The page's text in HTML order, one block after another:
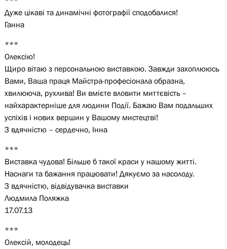
Дуже цікаві та динамічні фотографії сподобалися!
Ганна
***
Олексію!
Щиро вітаю з персональною виставкою. Завжди захоплююсь
Вами, Ваша праця Майстра-професіонала образна,
хвилююча, рухлива! Ви вмієте вловити миттєвість –
найхарактерніше для людини Події. Бажаю Вам подальших
успіхів і нових вершин у Вашому мистецтві!
З вдячністю – сердечно, Інна
***
Виставка чудова! Більше б такої краси у нашому житті.
Наснаги та бажання працювати! Дякуємо за насолоду.
З вдячністю, відвідувачка виставки
Людмила Поляжка
17.07.13
***
Олексій, молодець!